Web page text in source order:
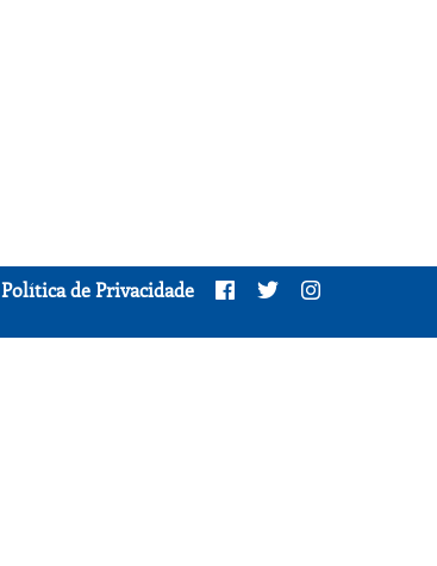
Política de Privacidade